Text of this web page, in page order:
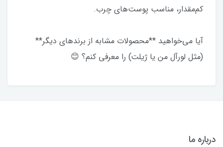
کم‌مقدار، مناسب پوست‌های چرب.
آیا می‌خواهید **محصولات مشابه از برندهای دیگر**
(مثل لورآل من یا ژیلت) را معرفی کنم؟ 😊
درباره ما